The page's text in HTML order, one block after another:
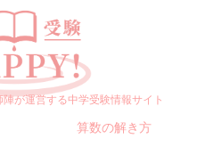
が運営する中学受験情報サイト
算数の解き方